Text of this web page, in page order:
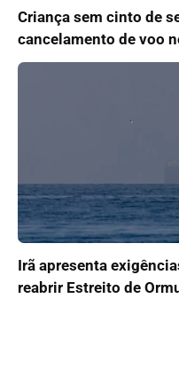
Criança sem cinto de
cancelamento de voo
Irã apresenta
reabrir Estreito de